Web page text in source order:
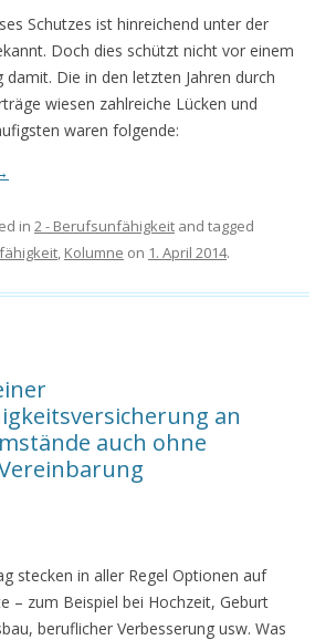
Schutzes ist hinreichend unter der
Doch dies schützt nicht vor einem
Die in den letzten Jahren durch
wiesen zahlreiche Lücken und
waren folgende:
in 2 - Berufsunfähigkeit and tagged
, Kolumne on 1. April 2014.
an
auch ohne
stecken in aller Regel Optionen auf
– zum Beispiel bei Hochzeit, Geburt
beruflicher Verbesserung usw. Was